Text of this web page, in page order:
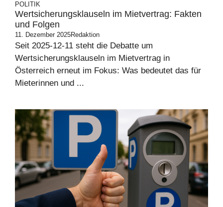
POLITIK
Wertsicherungsklauseln im Mietvertrag: Fakten
und Folgen
11. Dezember 2025Redaktion
Seit 2025-12-11 steht die Debatte um
Wertsicherungsklauseln im Mietvertrag in
Österreich erneut im Fokus: Was bedeutet das für
Mieterinnen und ...